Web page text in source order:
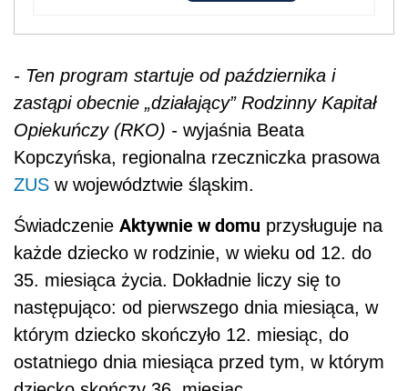
- Ten program startuje od października i
zastąpi obecnie „działający” Rodzinny Kapitał
Opiekuńczy (RKO) - wyjaśnia Beata
Kopczyńska, regionalna rzeczniczka prasowa
ZUS w województwie śląskim.
Świadczenie Aktywnie w domu przysługuje na
każde dziecko w rodzinie, w wieku od 12. do
35. miesiąca życia. Dokładnie liczy się to
następująco: od pierwszego dnia miesiąca, w
którym dziecko skończyło 12. miesiąc, do
ostatniego dnia miesiąca przed tym, w którym